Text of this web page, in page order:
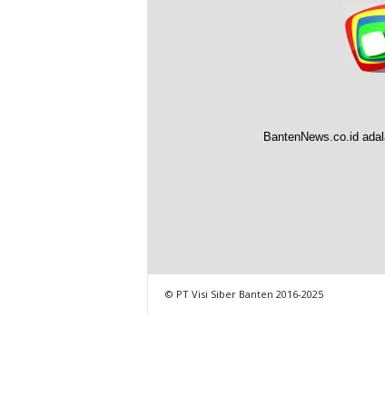
BantenNews.co.id
© PT Visi Siber Banten 2016-2025